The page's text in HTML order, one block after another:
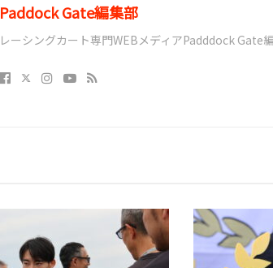
Paddock Gate編集部
レーシングカート専門WEBメディアPadddock Gate編